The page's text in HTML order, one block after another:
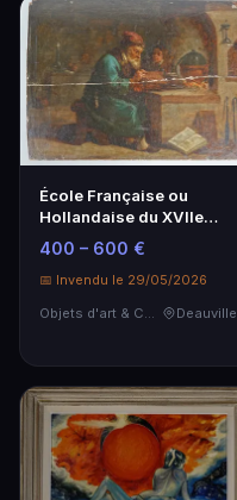
École Française ou
Hollandaise du XVIIe
siècle - L'Alchimiste
400 – 600 €
📅 Invendu le 29/05/2026
Deauville